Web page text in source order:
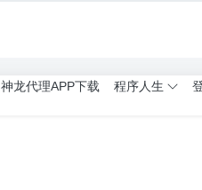
神龙代理APP下载 程序人生